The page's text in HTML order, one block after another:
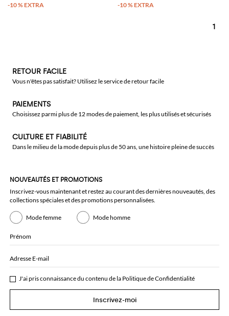
1
RETOUR FACILE
Vous n'êtes pas satisfait? Utilisez le service de retour facile
PAIEMENTS
Choisissez parmi plus de 12 modes de paiement, les plus utilisés et sécurisés
CULTURE ET FIABILITÉ
Dans le milieu de la mode depuis plus de 50 ans, une histoire pleine de succès
NOUVEAUTÉS ET PROMOTIONS
Inscrivez-vous maintenant et restez au courant des dernières nouveautés, des
collections spéciales et des promotions personnalisées.
Mode femme Mode homme
Prénom
Adresse E-mail
J'ai pris connaissance du contenu de la Politique de Confidentialité
Inscrivez-moi